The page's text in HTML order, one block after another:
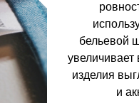
бельевой
изделия
и